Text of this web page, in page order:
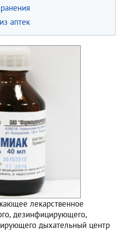
аптек
лекарственное
дезинфицирующего,
дыхательный центр